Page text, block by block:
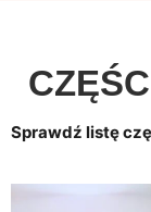
Sprawdź listę